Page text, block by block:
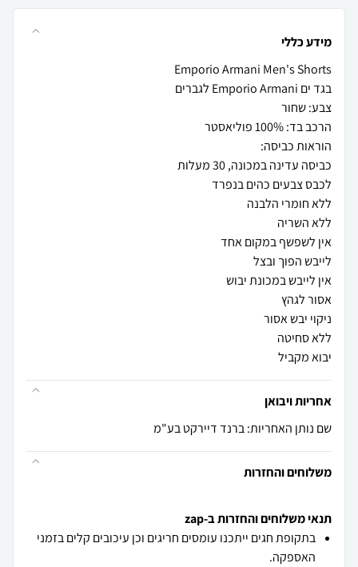
מידע כללי
יבוא מקביל
אחריות ויבואן
שם נותן האחריות: ברנד דיירקט בע"מ
משלוחים והחזרות
תנאי משלוחים והחזרות ב-zap
בתקופת חגים ייתכנו עומסים חריגים וכן עיכובים קלים בזמני
האספקה.